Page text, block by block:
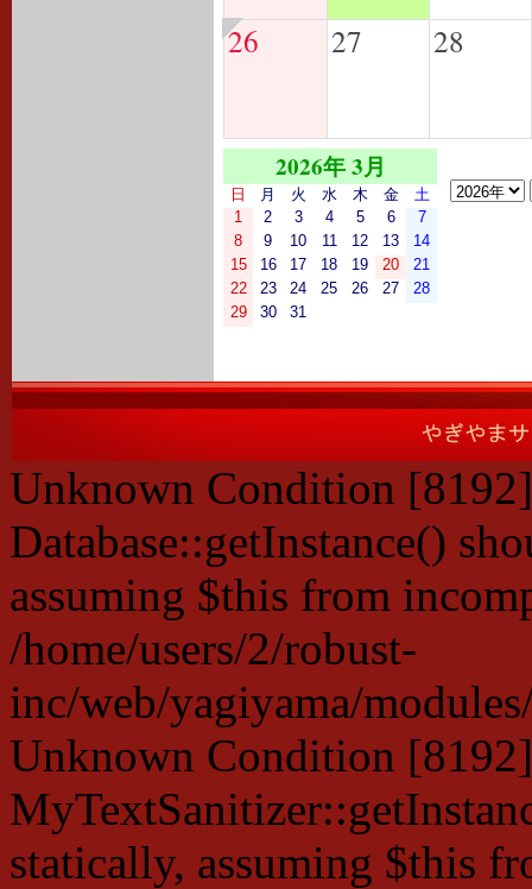
26 27 28
2026年 3月
日 月 火 水 木 金
土
1
2 3 4 5 6
7
8
9 10 11 12 13
14
15
16 17 18 19 20
21
22
23 24 25 26 27
28
29
30 31
Unknown Condition
Database::getInstance()
assuming $this from
/home/users/2/robust-
inc/web/yagiyama/
Unknown Condition
statically, assuming $this